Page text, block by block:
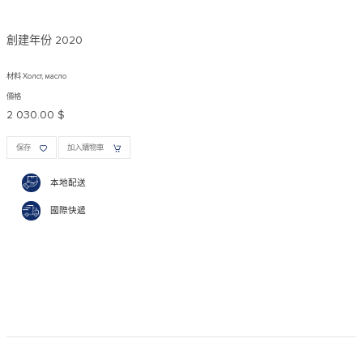
創建年份 2020
材料 Холст, масло
價格
2 030.00 $
保存 加入購物車
本地配送
國際快遞